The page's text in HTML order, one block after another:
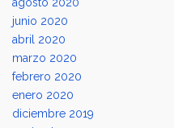
junio 2020
abril 2020
marzo 2020
febrero 2020
enero 2020
diciembre 2019